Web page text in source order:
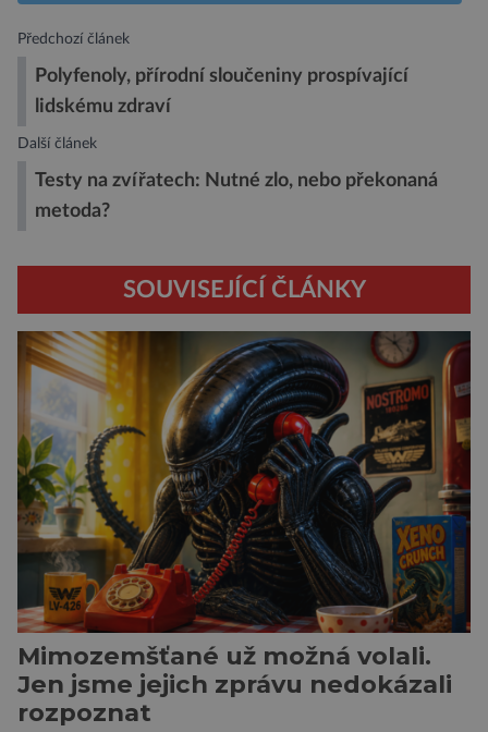
Předchozí článek
Polyfenoly, přírodní sloučeniny prospívající
lidskému zdraví
Další článek
Testy na zvířatech: Nutné zlo, nebo překonaná
metoda?
SOUVISEJÍCÍ ČLÁNKY
Mimozemšťané už možná volali.
Jen jsme jejich zprávu nedokázali
rozpoznat